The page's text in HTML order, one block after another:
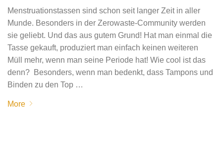
Menstruationstassen sind schon seit langer Zeit in aller
Munde. Besonders in der Zerowaste-Community werden
sie geliebt. Und das aus gutem Grund! Hat man einmal die
Tasse gekauft, produziert man einfach keinen weiteren
Müll mehr, wenn man seine Periode hat! Wie cool ist das
denn? Besonders, wenn man bedenkt, dass Tampons und
Binden zu den Top …
More